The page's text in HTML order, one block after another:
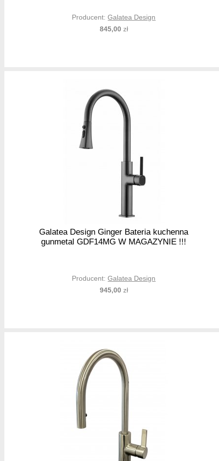
Producent:Galatea Design
845,00zł
Galatea Design Ginger Bateria kuchenna
gunmetal GDF14MG W MAGAZYNIE !!!
Producent:Galatea Design
945,00zł